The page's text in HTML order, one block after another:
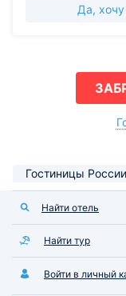
Да, хочу
Гостиницы России
Найти отель
Найти тур
Войти в личный